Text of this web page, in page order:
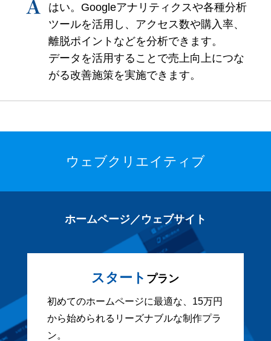
はい。Googleアナリティクスや各種分析
ツールを活用し、アクセス数や購入率、
離脱ポイントなどを分析できます。
データを活用することで売上向上につな
がる改善施策を実施できます。
ウェブクリエイティブ
ホームページ／ウェブサイト
スタート プラン
初めてのホームページに最適な、15万円
から始められるリーズナブルな制作プラ
ン。